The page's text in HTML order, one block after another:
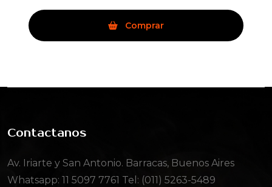
Comprar
Contactanos
Av. Iriarte y San Antonio. Barracas, Buenos Aires
Whatsapp: 11 5097 7761 Tel: (011) 5263-5489